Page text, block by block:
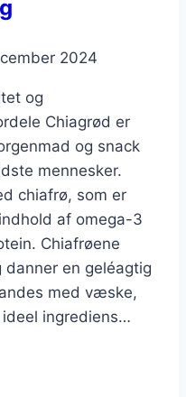
2024
og
Chiagrød er
og snack
mennesker.
chiafrø, som er
af omega-3
Chiafrøene
en geléagtig
med væske,
ingrediens…